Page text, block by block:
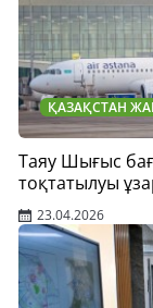
ҚАЗАҚСТАН
Таяу Шығыс
тоқтатылуы
23.04.2026